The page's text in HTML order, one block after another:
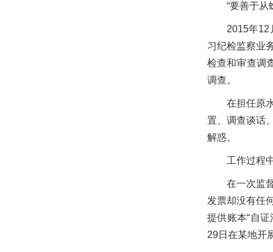
“要善于从
2015年12
习纪检监察业
检查和审查调
调查。
在担任原
置、调查谈话
解惑。
工作过程
在一次监
发票却没有任
提供账本“自
29日在某地开